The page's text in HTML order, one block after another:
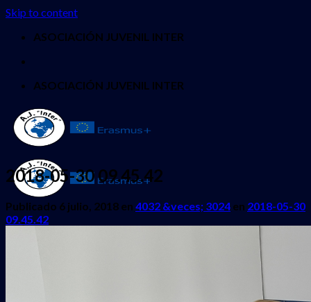
Skip to content
ASOCIACIÓN JUVENIL INTER
ASOCIACIÓN JUVENIL INTER
2018-05-30 09.45.42
Publicado 6 julio, 2018 en 4032 &veces; 3024 en 2018-05-30
09.45.42